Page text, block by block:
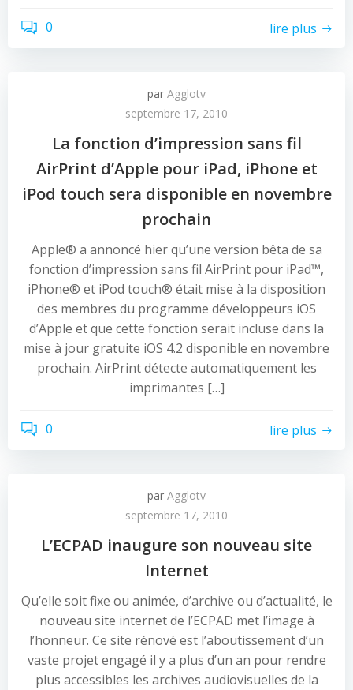
0 lire plus
par Agglotv
septembre 17, 2010
La fonction d’impression sans fil
AirPrint d’Apple pour iPad, iPhone et
iPod touch sera disponible en novembre
prochain
Apple® a annoncé hier qu’une version bêta de sa
fonction d’impression sans fil AirPrint pour iPad™,
iPhone® et iPod touch® était mise à la disposition
des membres du programme développeurs iOS
d’Apple et que cette fonction serait incluse dans la
mise à jour gratuite iOS 4.2 disponible en novembre
prochain. AirPrint détecte automatiquement les
imprimantes […]
0 lire plus
par Agglotv
septembre 17, 2010
L’ECPAD inaugure son nouveau site
Internet
Qu’elle soit fixe ou animée, d’archive ou d’actualité, le
nouveau site internet de l’ECPAD met l’image à
l’honneur. Ce site rénové est l’aboutissement d’un
vaste projet engagé il y a plus d’un an pour rendre
plus accessibles les archives audiovisuelles de la